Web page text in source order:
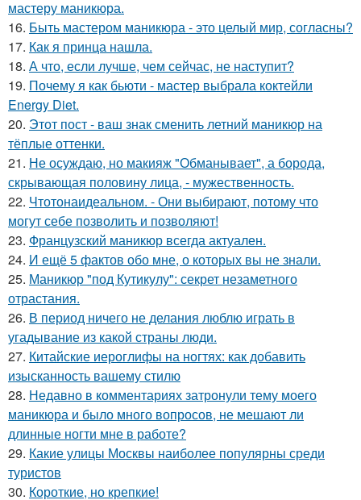
мастеру маникюра.
16. Быть мастером маникюра - это целый мир, согласны?
17. Как я принца нашла.
18. А что, если лучше, чем сейчас, не наступит?
19. Почему я как бьюти - мастер выбрала коктейли
Energy Diet.
20. Этот пост - ваш знак сменить летний маникюр на
тёплые оттенки.
21. Не осуждаю, но макияж "Обманывает", а борода,
скрывающая половину лица, - мужественность.
22. Чтотонаидеальном. - Они выбирают, потому что
могут себе позволить и позволяют!
23. Французский маникюр всегда актуален.
24. И ещё 5 фактов обо мне, о которых вы не знали.
25. Маникюр "под Кутикулу": секрет незаметного
отрастания.
26. В период ничего не делания люблю играть в
угадывание из какой страны люди.
27. Китайские иероглифы на ногтях: как добавить
изысканность вашему стилю
28. Недавно в комментариях затронули тему моего
маникюра и было много вопросов, не мешают ли
длинные ногти мне в работе?
29. Какие улицы Москвы наиболее популярны среди
туристов
30. Короткие, но крепкие!